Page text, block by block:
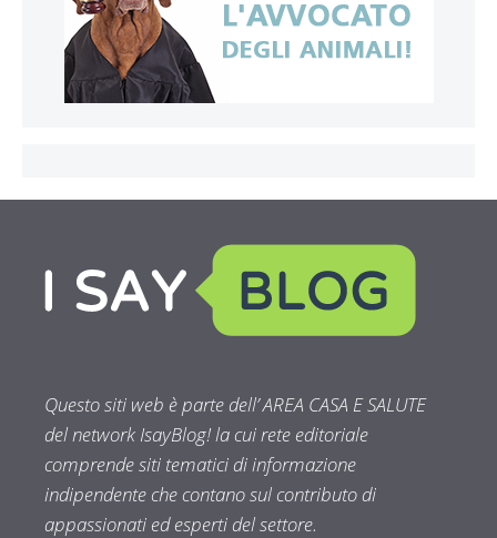
Questo siti web è parte dell’ AREA CASA E SALUTE
del network IsayBlog! la cui rete editoriale
comprende siti tematici di informazione
indipendente che contano sul contributo di
appassionati ed esperti del settore.